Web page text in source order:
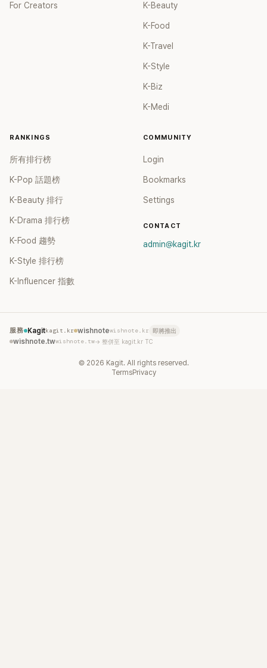
For Creators K-Beauty
K-Food
K-Travel
K-Style
K-Biz
K-Medi
RANKINGS
所有排行榜
K-Pop 話題榜
K-Beauty 排行
K-Drama 排行榜
K-Food 趨勢
K-Style 排行榜
K-Influencer 指數
COMMUNITY
Login
Bookmarks
Settings
CONTACT
admin@kagit.kr
服務 Kagitkagit.kr wishnotewishnote.kr 即將推出
wishnote.twwishnote.tw→ 整併至 kagit.kr TC
© 2026 Kagit. All rights reserved.
TermsPrivacy